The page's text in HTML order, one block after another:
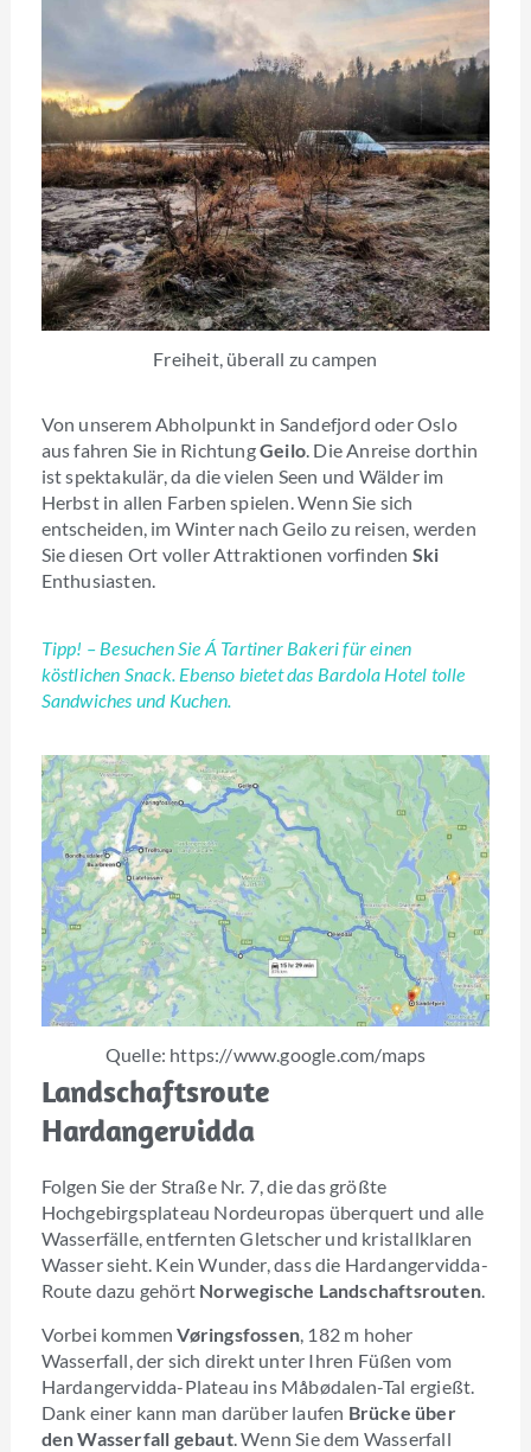
Freiheit, überall zu campen
Von unserem Abholpunkt in Sandefjord oder Oslo
aus fahren Sie in RichtungGeilo. Die Anreise dorthin
ist spektakulär, da die vielen Seen und Wälder im
Herbst in allen Farben spielen. Wenn Sie sich
entscheiden, im Winter nach Geilo zu reisen, werden
Sie diesen Ort voller Attraktionen vorfinden Ski
Enthusiasten.
Tipp! – Besuchen Sie Á Tartiner Bakeri für einen
köstlichen Snack. Ebenso bietet das Bardola Hotel tolle
Sandwiches und Kuchen.
Quelle: https://www.google.com/maps
Landschaftsroute
Hardangervidda
Folgen Sie der Straße Nr. 7, die das größte
Hochgebirgsplateau Nordeuropas überquert und alle
Wasserfälle, entfernten Gletscher und kristallklaren
Wasser sieht. Kein Wunder, dass die Hardangervidda-
Route dazu gehört Norwegische Landschaftsrouten.
Vorbei kommenVøringsfossen, 182 m hoher
Wasserfall, der sich direkt unter Ihren Füßen vom
Hardangervidda-Plateau ins Måbødalen-Tal ergießt.
Dank einer kann man darüber laufen Brücke über
den Wasserfall gebaut. Wenn Sie dem Wasserfall